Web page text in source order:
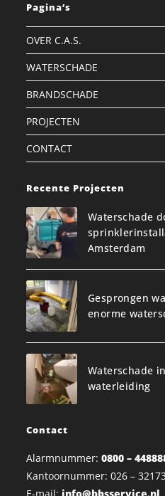
Pagina’s
OVER C.A.S.
WATERSCHADE
BRANDSCHADE
PROJECTEN
CONTACT
Recente Projecten
Waterschade
Amsterdam
Gesprongen
enorme
Waterschade
waterleiding
Contact
Alarmnummer:0800 –
Kantoornummer: 026 –